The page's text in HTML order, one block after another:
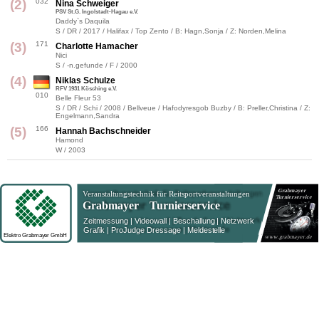
(2) Nina Schweiger
PSV St.G. Ingolstadt-Hagau e.V.
Daddy`s Daquila
S / DR / 2017 / Halifax / Top Zento / B: Hagn,Sonja / Z: Norden,Melina
(3) 171 Charlotte Hamacher
Nici
S / -n.gefunde / F / 2000
(4)
010
Niklas Schulze
RFV 1931 Kösching e.V.
Belle Fleur 53
S / DR / Schi / 2008 / Bellveue / Hafodyresgob Buzby / B: Preller,Christina / Z:
Engelmann,Sandra
(5) 166 Hannah Bachschneider
Hamond
W / 2003